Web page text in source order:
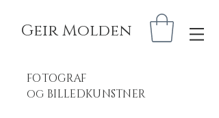
Geir Molden
FOTOGRAF
OG BILLEDKUNSTNER